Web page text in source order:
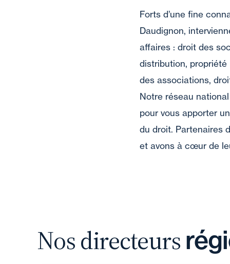
Forts d’une fine
Daudignon,
affaires : droit des
distribution, propriété
des associations,
Notre réseau
pour vous apporter
du droit. Partenaires
et avons à cœur de
Nos directeurs